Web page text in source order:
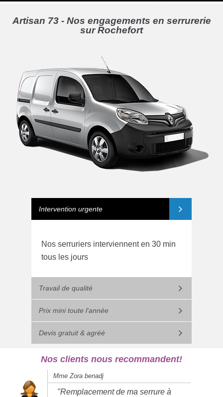
Artisan 73 - Nos engagements en serrurerie
sur Rochefort
Intervention urgente
Nos serruriers interviennent en 30 min
tous les jours
Travail de qualité
Prix mini toute l'année
Devis gratuit & agréé
Nos clients nous recommandent!
Mme Zora benadj
"Remplacement de ma serrure à